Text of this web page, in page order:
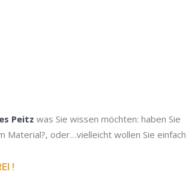
Peitz was Sie wissen möchten: haben Sie
Material?, oder…vielleicht wollen Sie einfach
!